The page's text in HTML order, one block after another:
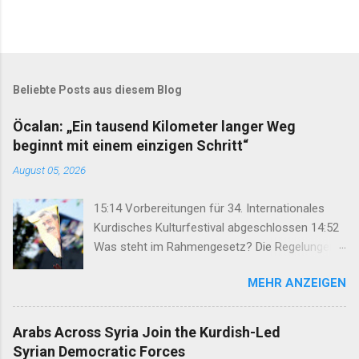
Beliebte Posts aus diesem Blog
Öcalan: „Ein tausend Kilometer langer Weg
beginnt mit einem einzigen Schritt“
August 05, 2026
15:14 Vorbereitungen für 34. Internationales
Kurdisches Kulturfestival abgeschlossen 14:52
Was steht im Rahmengesetz? Die Regelungen
Keimzelle des Demokratisierungsprozesses
werden 14:25 Rahmengesetz zum
Friedensprozess ins Parlament eingebracht
12:46 TJA: Von der Forderung nach Öcalans
MEHR ANZEIGEN
Arabs Across Syria Join the Kurdish-Led
Syrian Democratic Forces